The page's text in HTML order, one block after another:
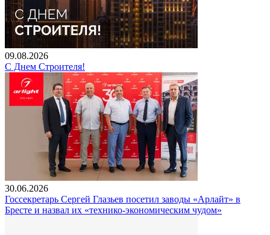
09.08.2026
С Днем Строителя!
30.06.2026
Госсекретарь Сергей Глазьев посетил заводы «Арлайт» в
Бресте и назвал их «технико-экономическим чудом»